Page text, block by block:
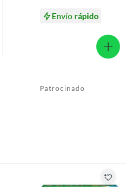
Envío rápido
Patrocinado